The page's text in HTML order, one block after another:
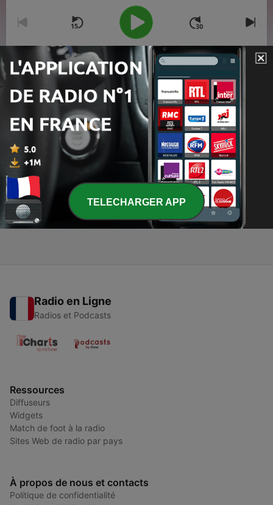
00:00
Épisodes
3 - Néandertal, l'ADN a parlé
2 - Néandertal, un être social
12 oct. 2018
1 - Néandertal au quotidien
27 sept. 2018
Radio en Ligne
Radios et Podcasts
Ressources
Diffuseurs
Widgets
Match de foot à la radio
Sites Web de radio par pays
À propos de nous et contacts
Politique de confidentialité
TELECHARGER APP